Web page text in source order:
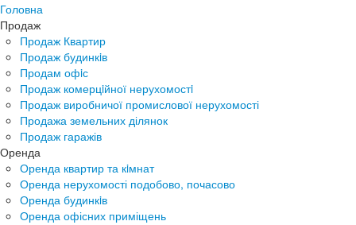
Головна
Продаж
Продаж Квартир
Продаж будинкiв
Продам офiс
Продаж комерцiйної нерухомостi
Продаж виробничої промислової нерухомості
Продажа земельних ділянок
Продаж гаражів
Оренда
Оренда квартир та кiмнат
Оренда нерухомості подобово, почасово
Оренда будинкiв
Оренда офісних приміщень